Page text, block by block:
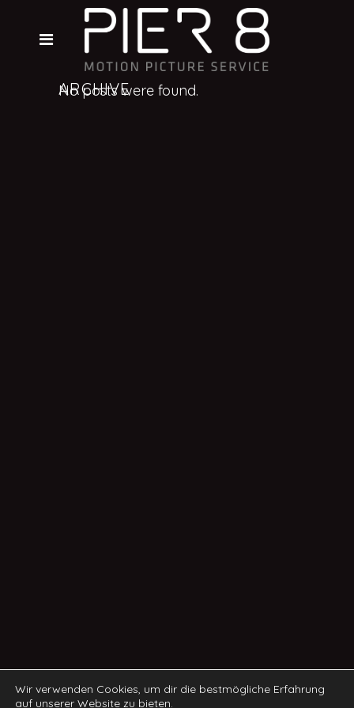
ARCHIVE
No posts were found.
Wir verwenden Cookies, um dir die bestmögliche Erfahrung
auf unserer Website zu bieten.